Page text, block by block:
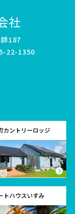
社
187
22-1350
カントリーロッジ
トハウスいすみ